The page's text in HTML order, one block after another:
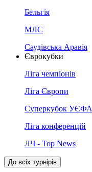
Бельгія
МЛС
Саудівська Аравія
Єврокубки
Ліга чемпіонів
Ліга Європи
Суперкубок УЄФА
Ліга конференцій
ЛЧ - Top News
До всіх турнірів